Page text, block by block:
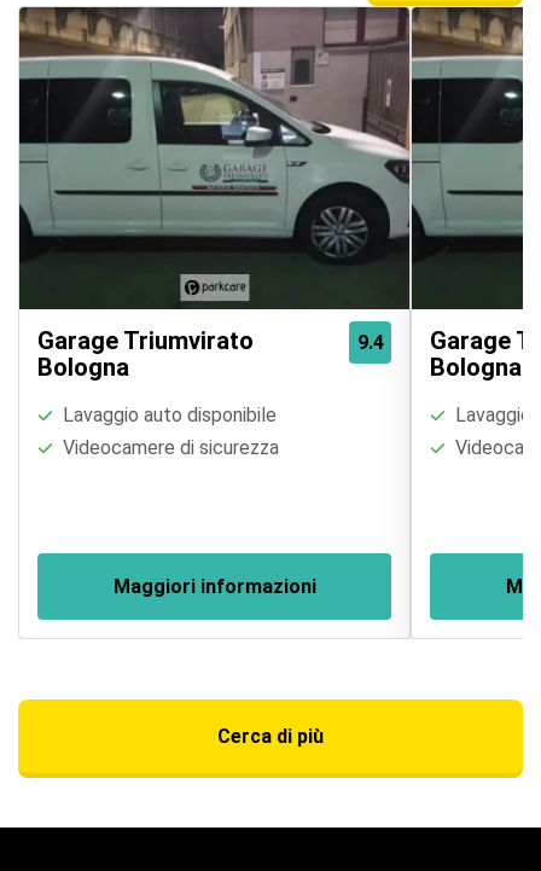
9.4
Garage Triumvirato
Bologna
Lavaggio auto disponibile
Videocamere di sicurezza
Maggiori informazioni
Garage
Bologna
Lavaggio
Cerca di più